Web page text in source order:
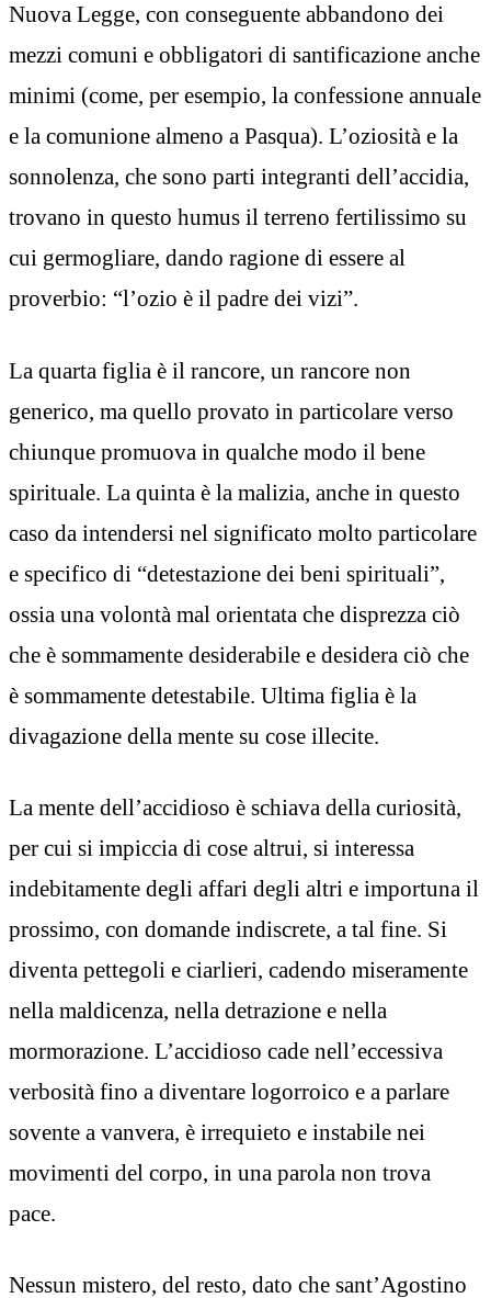
Nuova Legge, con conseguente abbandono dei
mezzi comuni e obbligatori di santificazione anche
minimi (come, per esempio, la confessione annuale
e la comunione almeno a Pasqua). L’oziosità e la
sonnolenza, che sono parti integranti dell’accidia,
trovano in questo humus il terreno fertilissimo su
cui germogliare, dando ragione di essere al
proverbio: “l’ozio è il padre dei vizi”.
La quarta figlia è il rancore, un rancore non
generico, ma quello provato in particolare verso
chiunque promuova in qualche modo il bene
spirituale. La quinta è la malizia, anche in questo
caso da intendersi nel significato molto particolare
e specifico di “detestazione dei beni spirituali”,
ossia una volontà mal orientata che disprezza ciò
che è sommamente desiderabile e desidera ciò che
è sommamente detestabile. Ultima figlia è la
divagazione della mente su cose illecite.
La mente dell’accidioso è schiava della curiosità,
per cui si impiccia di cose altrui, si interessa
indebitamente degli affari degli altri e importuna il
prossimo, con domande indiscrete, a tal fine. Si
diventa pettegoli e ciarlieri, cadendo miseramente
nella maldicenza, nella detrazione e nella
mormorazione. L’accidioso cade nell’eccessiva
verbosità fino a diventare logorroico e a parlare
sovente a vanvera, è irrequieto e instabile nei
movimenti del corpo, in una parola non trova
pace.
Nessun mistero, del resto, dato che sant’Agostino